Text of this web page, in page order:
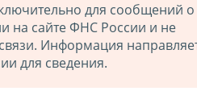
для сообщений о
на сайте ФНС России и не
Информация
для сведения.